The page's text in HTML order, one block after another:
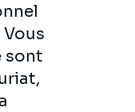
sont